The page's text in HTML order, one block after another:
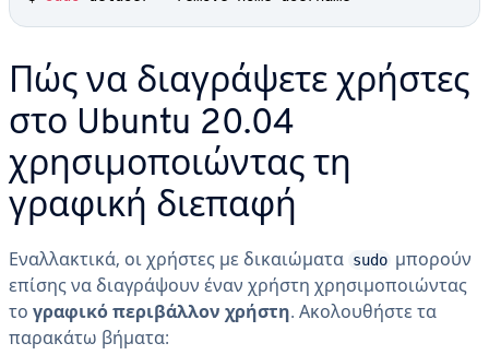
Πώς να διαγράψετε χρήστες
στο Ubuntu 20.04
χρησιμοποιώντας τη
γραφική διεπαφή
Εναλλακτικά, οι χρήστες με δικαιώματα sudo μπορούν
επίσης να διαγράψουν έναν χρήστη χρησιμοποιώντας
το γραφικό περιβάλλον χρήστη. Ακολουθήστε τα
παρακάτω βήματα: